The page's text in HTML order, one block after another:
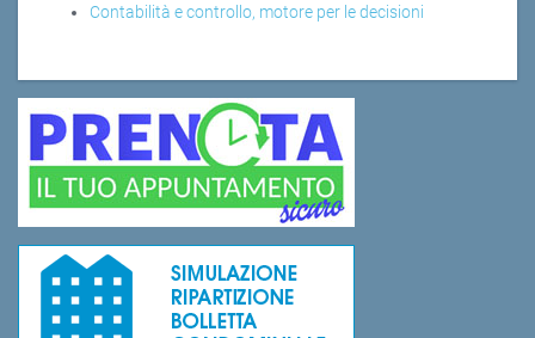
Contabilità e controllo, motore per le decisioni